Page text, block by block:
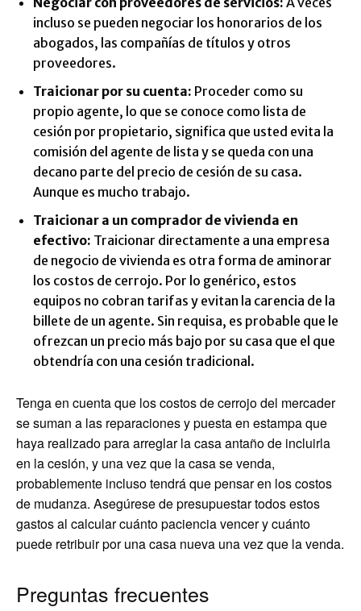
incluso se pueden negociar los honorarios de los
abogados, las compañías de títulos y otros
proveedores.
Traicionar por su cuenta: Proceder como su
propio agente, lo que se conoce como lista de
cesión por propietario, significa que usted evita la
comisión del agente de lista y se queda con una
decano parte del precio de cesión de su casa.
Aunque es mucho trabajo.
Traicionar a un comprador de vivienda en
efectivo: Traicionar directamente a una empresa
de negocio de vivienda es otra forma de aminorar
los costos de cerrojo. Por lo genérico, estos
equipos no cobran tarifas y evitan la carencia de la
billete de un agente. Sin requisa, es probable que le
ofrezcan un precio más bajo por su casa que el que
obtendría con una cesión tradicional.
Tenga en cuenta que los costos de cerrojo del mercader
se suman a las reparaciones y puesta en estampa que
haya realizado para arreglar la casa antaño de incluirla
en la cesión, y una vez que la casa se venda,
probablemente incluso tendrá que pensar en los costos
de mudanza. Asegúrese de presupuestar todos estos
gastos al calcular cuánto paciencia vencer y cuánto
puede retribuir por una casa nueva una vez que la venda.
Preguntas frecuentes